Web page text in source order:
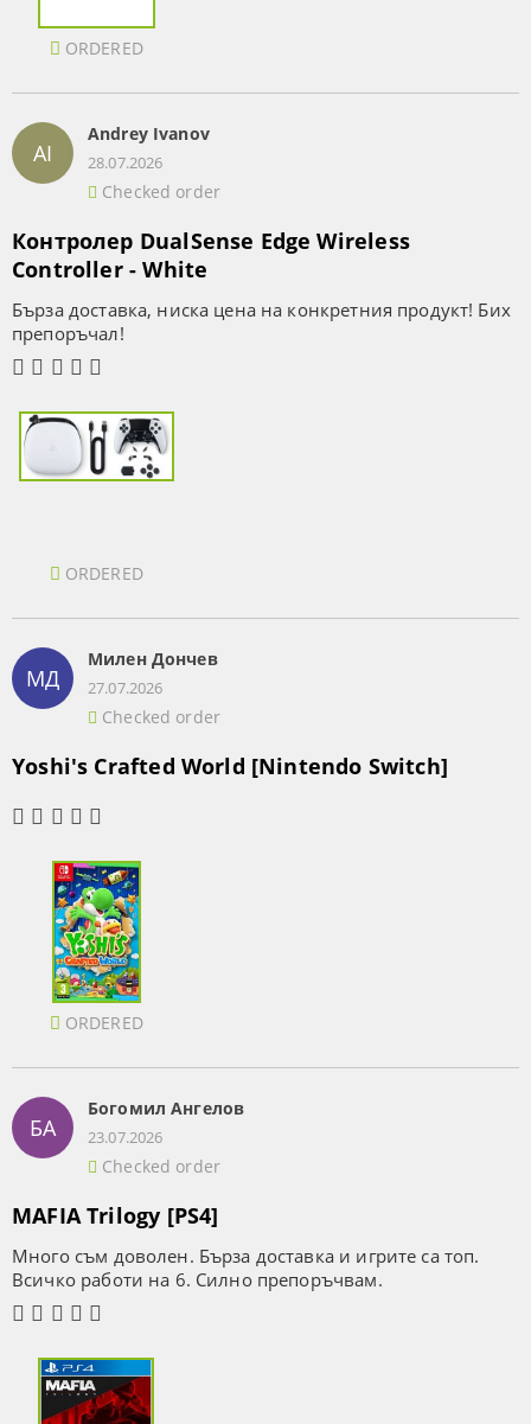
ORDERED
AI
Andrey Ivanov
28.07.2026
Checked order
Контролер DualSense Edge Wireless
Controller - White
Бърза доставка, ниска цена на конкретния продукт! Бих
препоръчал!
ORDERED
МД
Милен Дончев
27.07.2026
Checked order
Yoshi's Crafted World [Nintendo Switch]
ORDERED
БА
Богомил Ангелов
23.07.2026
Checked order
MAFIA Trilogy [PS4]
Много съм доволен. Бърза доставка и игрите са топ.
Всичко работи на 6. Силно препоръчвам.